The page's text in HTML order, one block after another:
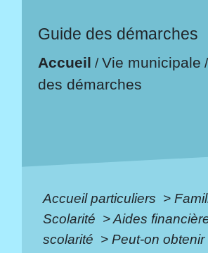
Guide des démarches
Accueil /Vie municipale /
des démarches
Accueil particuliers >
Scolarité >Aides
scolarité > Peut-on